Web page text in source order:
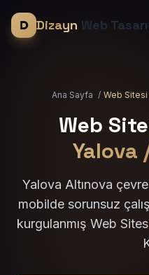
Dizayn Web
Ana Sayfa / Web Sitesi
Web
Yalova
Yalova Altınova
mobilde sorunsuz
kurgulanmış Web